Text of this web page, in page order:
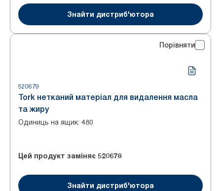
Знайти дистриб'ютора
Порівняти
520679
Tork нетканий матеріал для видалення масла
та жиру
Одиниць на ящик: 480
Цей продукт заміняє 520678
Знайти дистриб'ютора